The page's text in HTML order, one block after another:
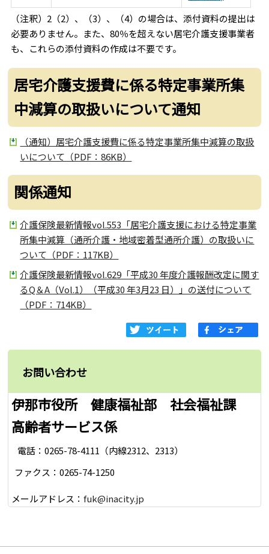
（注釈）2（2）、（3）、（4）の場合は、添付資料の提出は
必要ありません。また、80％を超えない居宅介護支援事業者
も、これらの添付資料の作成は不要です。
居宅介護支援費に係る特定事業所集
中減算の取扱いについて通知
（通知）居宅介護支援費に係る特定事業所集中減算の取扱
いについて（PDF：86KB）
関係通知
介護保険最新情報vol.553「居宅介護支援における特定事業
所集中減算（通所介護・地域密着型通所介護）の取扱いに
ついて（PDF：117KB）
介護保険最新情報vol.629「平成30 年度介護報酬改定に関す
るQ＆A（Vol.1）（平成30 年3月23 日）」の送付について
（PDF：714KB）
お問い合わせ
伊那市役所 健康福祉部 社会福祉課
高齢者サービス係
電話：0265-78-4111（内線2312、2313）
ファクス：0265-74-1250
メールアドレス：fuk@inacity.jp